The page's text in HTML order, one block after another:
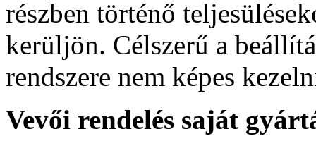
részben történő
kerüljön. Célszerű a
rendszere nem képes
Vevői rendelés saját